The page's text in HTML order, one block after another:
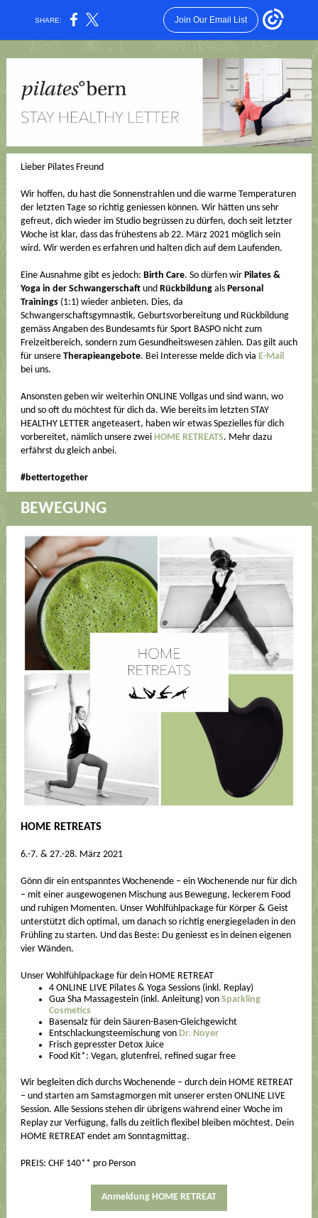
SHARE: Join Our Email List
Lieber Pilates Freund
Wir hoffen, du hast die Sonnenstrahlen und die warme Temperaturen
der letzten Tage so richtig geniessen können. Wir hätten uns sehr
gefreut, dich wieder im Studio begrüssen zu dürfen, doch seit letzter
Woche ist klar, dass das frühestens ab 22. März 2021 möglich sein
wird. Wir werden es erfahren und halten dich auf dem Laufenden.
Eine Ausnahme gibt es jedoch: Birth Care. So dürfen wir Pilates &
Yoga in der Schwangerschaft und Rückbildung als Personal
Trainings (1:1) wieder anbieten. Dies, da
Schwangerschaftsgymnastik, Geburtsvorbereitung und Rückbildung
gemäss Angaben des Bundesamts für Sport BASPO nicht zum
Freizeitbereich, sondern zum Gesundheitswesen zählen. Das gilt auch
für unsere Therapieangebote. Bei Interesse melde dich via E-Mail
bei uns.
Ansonsten geben wir weiterhin ONLINE Vollgas und sind wann, wo
und so oft du möchtest für dich da. Wie bereits im letzten STAY
HEALTHY LETTER angeteasert, haben wir etwas Spezielles für dich
vorbereitet, nämlich unsere zwei HOME RETREATS. Mehr dazu
erfährst du gleich anbei.
#bettertogether
BEWEGUNG
HOME RETREATS
6.-7. & 27.-28. März 2021
Gönn dir ein entspanntes Wochenende – ein Wochenende nur für dich
– mit einer ausgewogenen Mischung aus Bewegung, leckerem Food
und ruhigen Momenten. Unser Wohlfühlpackage für Körper & Geist
unterstützt dich optimal, um danach so richtig energiegeladen in den
Frühling zu starten. Und das Beste: Du geniesst es in deinen eigenen
vier Wänden.
Unser Wohlfühlpackage für dein HOME RETREAT
4 ONLINE LIVE Pilates & Yoga Sessions (inkl. Replay)
Gua Sha Massagestein (inkl. Anleitung) von Sparkling
Cosmetics
Basensalz für dein Säuren-Basen-Gleichgewicht
Entschlackungsteemischung von Dr. Noyer
Frisch gepresster Detox Juice
Food Kit*: Vegan, glutenfrei, refined sugar free
Wir begleiten dich durchs Wochenende – durch dein HOME RETREAT
– und starten am Samstagmorgen mit unserer ersten ONLINE LIVE
Session. Alle Sessions stehen dir übrigens während einer Woche im
Replay zur Verfügung, falls du zeitlich flexibel bleiben möchtest. Dein
HOME RETREAT endet am Sonntagmittag.
PREIS: CHF 140** pro Person
Anmeldung HOME RETREAT